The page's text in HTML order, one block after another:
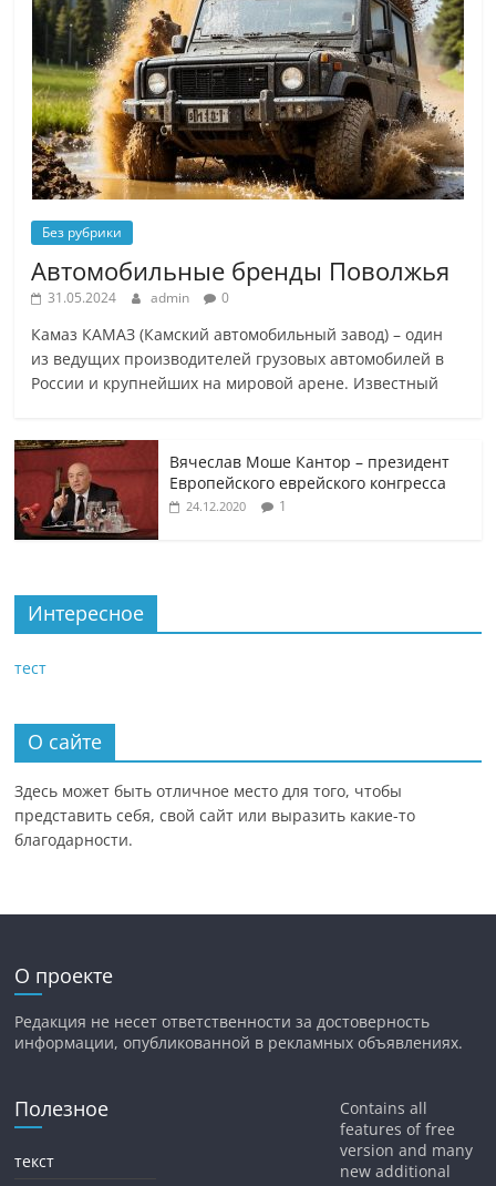
Без рубрики
Автомобильные бренды Поволжья
31.05.2024 admin 0
Камаз КАМАЗ (Камский автомобильный завод) – один
из ведущих производителей грузовых автомобилей в
России и крупнейших на мировой арене. Известный
Вячеслав Моше Кантор – президент
Европейского еврейского конгресса
24.12.2020 1
Интересное
тест
О сайте
Здесь может быть отличное место для того, чтобы
представить себя, свой сайт или выразить какие-то
благодарности.
О проекте
Редакция не несет ответственности за достоверность
информации, опубликованной в рекламных объявлениях.
Полезное
текст
Contains all
features of free
version and many
new additional